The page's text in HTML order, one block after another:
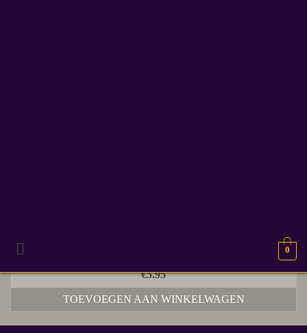
0
€5.95
TOEVOEGEN AAN WINKELWAGEN